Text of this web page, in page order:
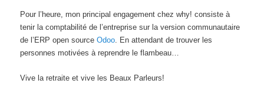
Pour l’heure, mon principal engagement chez why! consiste à
tenir la comptabilité de l’entreprise sur la version communautaire
de l’ERP open sourceOdoo . En attendant de trouver les
personnes motivées à reprendre le flambeau…
Vive la retraite et vive les Beaux Parleurs!